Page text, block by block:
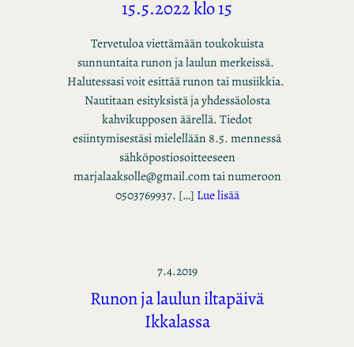
15.5.2022 klo 15
Tervetuloa viettämään toukokuista
sunnuntaita runon ja laulun merkeissä.
Halutessasi voit esittää runon tai musiikkia.
Nautitaan esityksistä ja yhdessäolosta
kahvikupposen äärellä. Tiedot
esiintymisestäsi mielellään 8.5. mennessä
sähköpostiosoitteeseen
marjalaaksolle@gmail.com tai numeroon
0503769937. […] Lue lisää
7.4.2019
Runon ja laulun iltapäivä
Ikkalassa